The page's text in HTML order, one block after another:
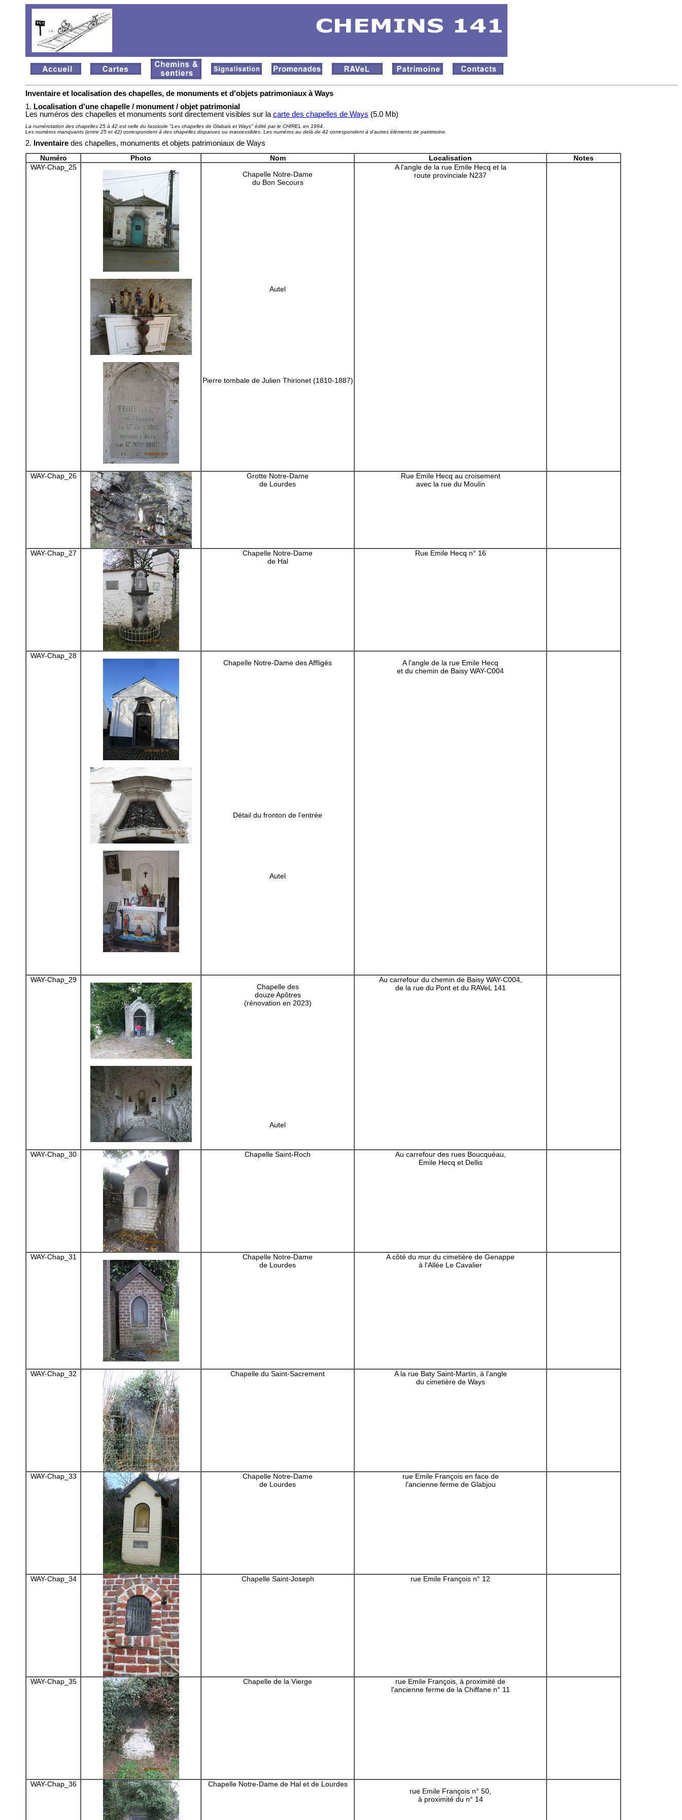
Inventaire et localisation des chapelles, de monuments et d'objets patrimoniaux à Ways
1. Localisation d'une chapelle / monument / objet patrimonial
Les numéros des chapelles et monuments sont directement visibles sur la carte des chapelles de Ways (5.0 Mb)
La numérotation des chapelles 25 à 42 est celle du fascicule "Les chapelles de Glabais et Ways" édité par le CHIREL en 1994.
Les numéros manquants (entre 25 et 42) correspondent à des chapelles disparues ou inaccessibles. Les numéros au delà de 42 correspondent à d'autres éléments de patrimoine.
2. Inventaire des chapelles, monuments et objets patrimoniaux de Ways
Numéro
Photo Nom Localisation
Notes
WAY-Chap_25
Chapelle Notre-Dame
du Bon Secours
Autel
Pierre tombale de Julien Thirionet (1810-1887)
A l'angle de la rue Emile Hecq et la
route provinciale N237
WAY-Chap_26
Grotte Notre-Dame
de Lourdes
Rue Emile Hecq au croisement
avec la rue du Moulin
WAY-Chap_27
Chapelle Notre-Dame
de Hal
Rue Emile Hecq n° 16
WAY-Chap_28
Chapelle Notre-Dame des Affligés
Détail du fronton de l'entrée
Autel
A l'angle de la rue Emile Hecq
et du chemin de Baisy WAY-C004
WAY-Chap_29
Chapelle des
douze Apôtres
(rénovation en 2023)
Autel
Au carrefour du chemin de Baisy WAY-C004,
de la rue du Pont et du RAVeL 141
WAY-Chap_30 Chapelle Saint-Roch
Au carrefour des rues Boucquéau,
Emile Hecq et Dellis
WAY-Chap_31
Chapelle Notre-Dame
de Lourdes
A côté du mur du cimetière de Genappe
à l'Allée Le Cavalier
WAY-Chap_32 Chapelle du Saint-Sacrement
A la rue Baty Saint-Martin, à l'angle
du cimetière de Ways
WAY-Chap_33
Chapelle Notre-Dame
de Lourdes
rue Emile François en face de
l'ancienne ferme de Glabjou
WAY-Chap_34 Chapelle Saint-Joseph rue Emile François n° 12
WAY-Chap_35 Chapelle de la Vierge
rue Emile François, à proximité de
l'ancienne ferme de la Chiffane n° 11
WAY-Chap_36
Chapelle Notre-Dame de Hal et de Lourdes
rue Emile François n° 50,
à proximité du n° 14